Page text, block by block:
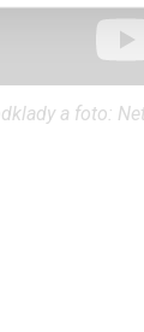
a foto: